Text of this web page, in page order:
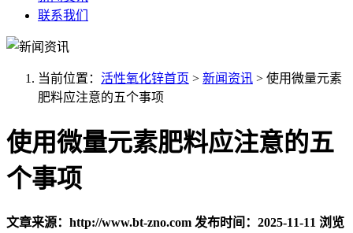
联系我们
当前位置： 活性氧化锌首页 > 新闻资讯 > 使用微量元素
肥料应注意的五个事项
使用微量元素肥料应注意的五
个事项
文章来源：http://www.bt-zno.com 发布时间：2025-11-11 浏览